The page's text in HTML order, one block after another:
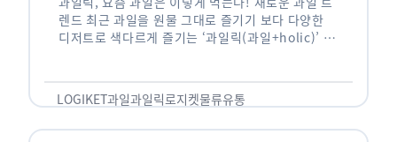
렌드 최근 과일을 원물 그대로 즐기기 보다 다양한
디저트로 색다르게 즐기는 ‘과일릭(과일+holic)’ 트
…
LOGIKET과일과일릭로지켓물류유통